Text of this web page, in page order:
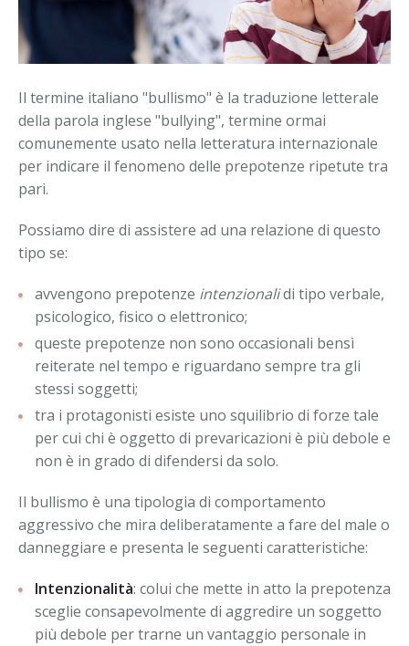
Il termine italiano "bullismo" è la traduzione letterale
della parola inglese "bullying", termine ormai
comunemente usato nella letteratura internazionale
per indicare il fenomeno delle prepotenze ripetute tra
pari.
Possiamo dire di assistere ad una relazione di questo
tipo se:
avvengono prepotenze intenzionalidi tipo verbale,
psicologico, fisico o elettronico;
queste prepotenze non sono occasionali bensì
reiterate nel tempo e riguardano sempre tra gli
stessi soggetti;
tra i protagonisti esiste uno squilibrio di forze tale
per cui chi è oggetto di prevaricazioni è più debole e
non è in grado di difendersi da solo.
Il bullismo è una tipologia di comportamento
aggressivo che mira deliberatamente a fare del male o
danneggiare e presenta le seguenti caratteristiche:
Intenzionalità: colui che mette in atto la prepotenza
sceglie consapevolmente di aggredire un soggetto
più debole per trarne un vantaggio personale in